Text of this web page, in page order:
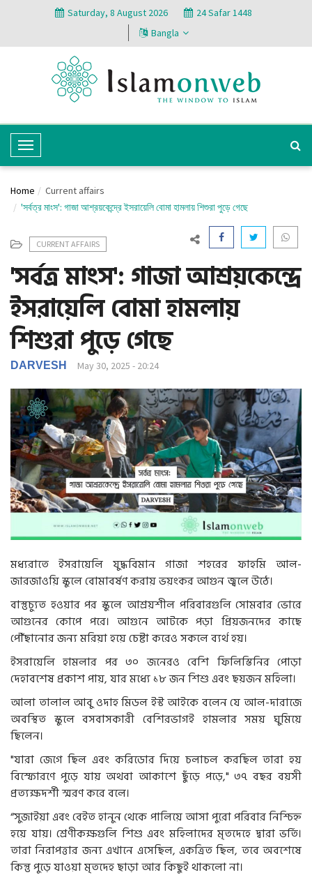
Saturday, 8 August 2026
24 Safar 1448
Bangla
T
o
g
l
N
a
v
i
g
a
t
i
n
Home
Current affairs
'সর্বত্র মাংস': গাজা আশ্রয়কেন্দ্রে ইসরায়েলি বোমা হামলায় শিশুরা পুড়ে গেছে
CURRENT AFFAIRS
'সর্বত্র মাংস': গাজা আশ্রয়কেন্দ্রে
ইসরায়েলি বোমা হামলায়
শিশুরা পুড়ে গেছে
DARVESH May 30, 2025 - 20:24
মধ্যরাতে ইসরায়েলি যুদ্ধবিমান গাজা শহরের ফাহমি আল-
জারজাওয়ি স্কুলে বোমাবর্ষণ করায় ভয়ংকর আগুন জ্বলে উঠে।
বাস্তুচ্যুত হওয়ার পর স্কুলে আশ্রয়শীল পরিবারগুলি সোমবার ভোরে
আগুনের কোপে পরে। আগুনে আটকে পড়া প্রিয়জনদের কাছে
পৌঁছানোর জন্য মরিয়া হয়ে চেষ্টা করেও সকলে ব্যর্থ হয়।
ইসরায়েলি হামলার পর ৩০ জনেরও বেশি ফিলিস্তিনির পোড়া
দেহাবশেষ প্রকাশ পায়, যার মধ্যে ১৮ জন শিশু এবং ছয়জন মহিলা।
আলা তালাল আবু ওদাহ মিডল ইস্ট আইকে বলেন যে আল-দারাজে
অবস্থিত স্কুলে বসবাসকারী বেশিরভাগই হামলার সময় ঘুমিয়ে
ছিলেন।
"যারা জেগে ছিল এবং করিডোর দিয়ে চলাচল করছিল তারা হয়
বিস্ফোরণে পুড়ে যায় অথবা আকাশে ছুঁড়ে পড়ে," ৩৭ বছর বয়সী
প্রত্যক্ষদর্শী স্মরণ করে বলে।
“সুজাইয়া এবং বেইত হানুন থেকে পালিয়ে আসা পুরো পরিবার নিশ্চিহ্ন
হয়ে যায়। শ্রেণীকক্ষগুলি শিশু এবং মহিলাদের মৃতদেহে দ্বারা ভর্তি।
তারা নিরাপত্তার জন্য এখানে এসেছিল, একত্রিত ছিল, তবে অবশেষে
কিন্তু পুড়ে যাওয়া মৃতদেহ ছাড়া আর কিছুই থাকলো না।